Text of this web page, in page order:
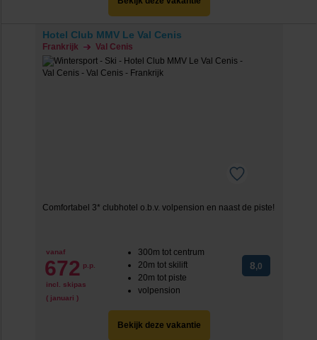
Hotel Club MMV Le Val Cenis
Frankrijk Val Cenis
Comfortabel 3* clubhotel o.b.v. volpension en naast de piste!
vanaf
672 p.p.
incl. skipas
( januari )
300m tot centrum
20m tot skilift
20m tot piste
volpension
8,0
Bekijk deze vakantie